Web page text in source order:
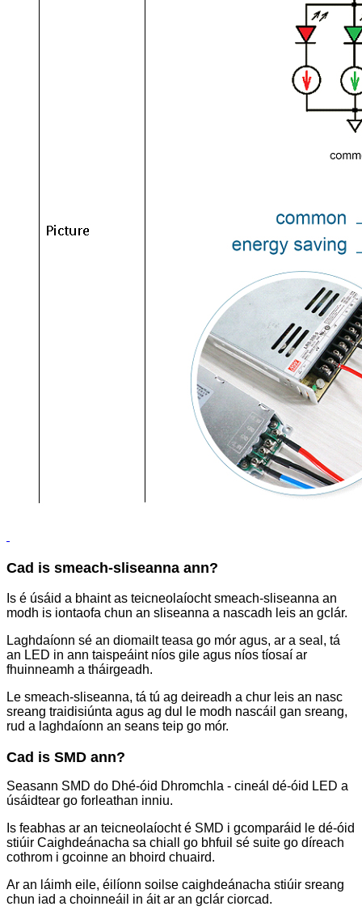
Cad is smeach-sliseanna ann?
Is é úsáid a bhaint as teicneolaíocht smeach-sliseanna an
modh is iontaofa chun an sliseanna a nascadh leis an gclár.
Laghdaíonn sé an diomailt teasa go mór agus, ar a seal, tá
an LED in ann taispeáint níos gile agus níos tíosaí ar
fhuinneamh a tháirgeadh.
Le smeach-sliseanna, tá tú ag deireadh a chur leis an nasc
sreang traidisiúnta agus ag dul le modh nascáil gan sreang,
rud a laghdaíonn an seans teip go mór.
Cad is SMD ann?
Seasann SMD do Dhé-óid Dhromchla - cineál dé-óid LED a
úsáidtear go forleathan inniu.
Is feabhas ar an teicneolaíocht é SMD i gcomparáid le dé-óid
stiúir Caighdeánacha sa chiall go bhfuil sé suite go díreach
cothrom i gcoinne an bhoird chuaird.
Ar an láimh eile, éilíonn soilse caighdeánacha stiúir sreang
chun iad a choinneáil in áit ar an gclár ciorcad.